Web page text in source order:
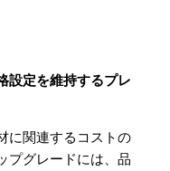
設定を維持するプレ
に関連するコストの
プグレードには、品